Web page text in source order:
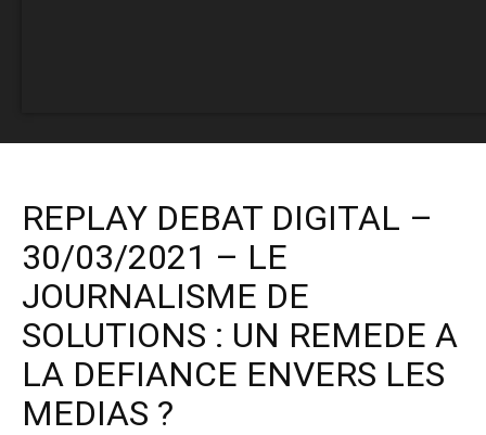
REPLAY DEBAT DIGITAL –
30/03/2021 – LE
JOURNALISME DE
SOLUTIONS : UN REMEDE A
LA DEFIANCE ENVERS LES
MEDIAS ?